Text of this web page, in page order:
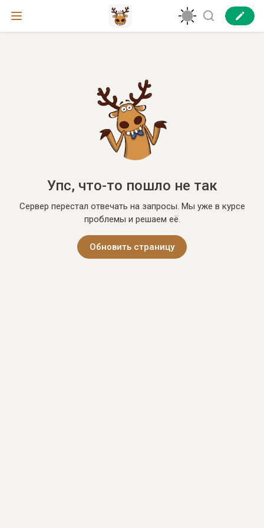
Упс, что-то пошло не так
Сервер перестал отвечать на запросы. Мы уже в курсе
проблемы и решаем её.
Обновить страницу